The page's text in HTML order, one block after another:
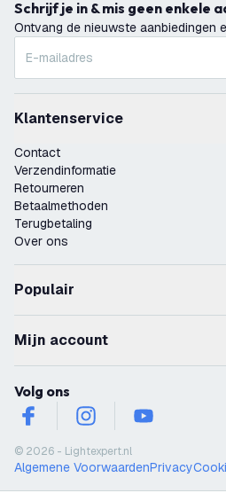
Schrijf je in & mis geen enkele
Ontvang de nieuwste aanbiedingen
Klantenservice
Contact
Verzendinformatie
Retourneren
Betaalmethoden
Terugbetaling
Over ons
Populair
Mijn account
Volg ons
facebookinstagramyoutube
© 2026 - Lightexpert.nl
Algemene VoorwaardenPrivacy